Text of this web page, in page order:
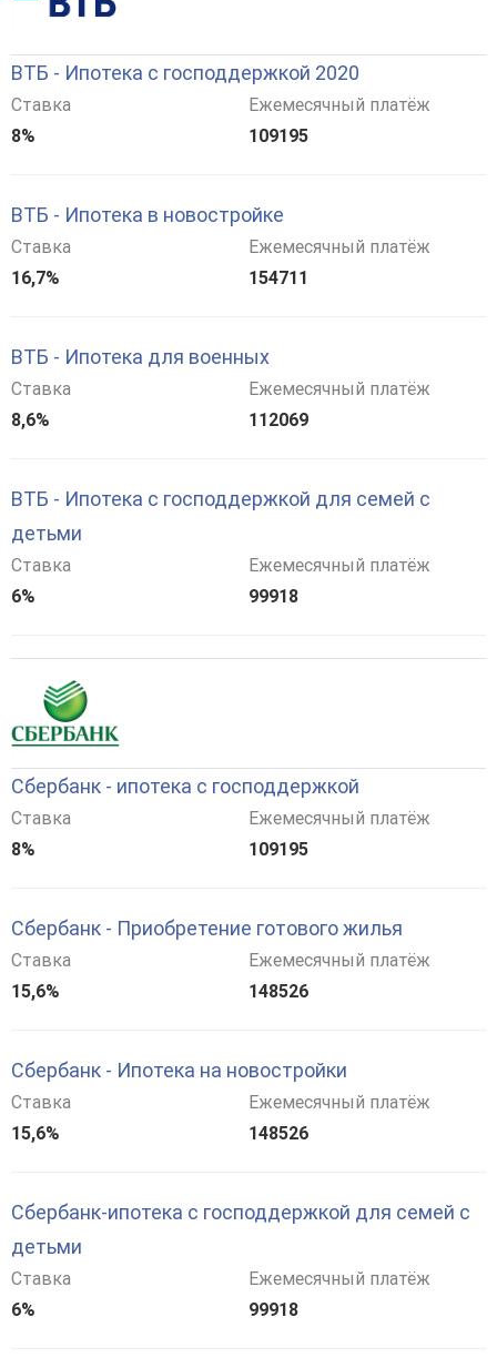
ВТБ - Ипотека с господдержкой 2020
Ставка
8%
Ежемесячный платёж
109195
ВТБ - Ипотека в новостройке
Ставка
16,7%
Ежемесячный платёж
154711
ВТБ - Ипотека для военных
Ставка
8,6%
Ежемесячный платёж
112069
ВТБ - Ипотека с господдержкой для семей с
детьми
Ставка
6%
Ежемесячный платёж
99918
Сбербанк - ипотека с господдержкой
Ставка
8%
Ежемесячный платёж
109195
Сбербанк - Приобретение готового жилья
Ставка
15,6%
Ежемесячный платёж
148526
Сбербанк - Ипотека на новостройки
Ставка
15,6%
Ежемесячный платёж
148526
Сбербанк-ипотека с господдержкой для семей с
детьми
Ставка
6%
Ежемесячный платёж
99918